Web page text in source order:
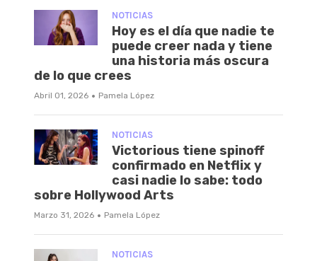
NOTICIAS
Hoy es el día que nadie te
puede creer nada y tiene
una historia más oscura
de lo que crees
Abril 01, 2026 · Pamela López
NOTICIAS
Victorious tiene spinoff
confirmado en Netflix y
casi nadie lo sabe: todo
sobre Hollywood Arts
Marzo 31, 2026 · Pamela López
NOTICIAS